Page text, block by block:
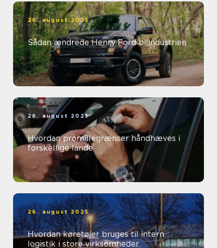
26. august 2025
Sådan ændrede Henry Ford bilindustrien
26. august 2025
Hvordan promillegrænser håndhæves i
forskellige lande
26. august 2025
Hvordan køretøjer bruges til intern
logistik i store virksomheder